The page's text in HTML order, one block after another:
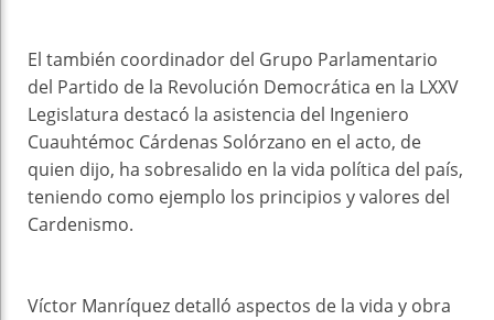
El también coordinador del Grupo Parlamentario
del Partido de la Revolución Democrática en la LXXV
Legislatura destacó la asistencia del Ingeniero
Cuauhtémoc Cárdenas Solórzano en el acto, de
quien dijo, ha sobresalido en la vida política del país,
teniendo como ejemplo los principios y valores del
Cardenismo.
Víctor Manríquez detalló aspectos de la vida y obra